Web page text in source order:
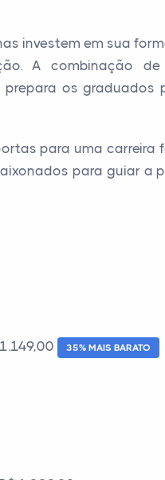
investem em sua
A combinação de
os graduados
para uma carreira
para guiar a
35% MAIS BARATO